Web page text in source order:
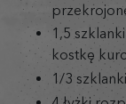
1,5
kostkę
1/3 szklanki